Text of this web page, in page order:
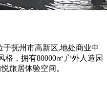
抚州市高新区,地处商业中
格，拥有80000㎡户外人造园
旅居体验空间。